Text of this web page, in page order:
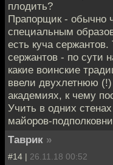
плодить?
Прапорщик - обычно
специальным
есть куча
сержантов - по сути
какие воинские
ввели двухлетнюю (!)
академиях, к чему
Учить в одних
майоров-
Таврик »
#14 | 26.11.18 00:52